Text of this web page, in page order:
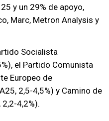
y un 29% de apoyo,
Marc, Metron Analysis y
Socialista
el Partido Comunista
Europeo de
2,5-4,5%) y Camino de
4,2%).